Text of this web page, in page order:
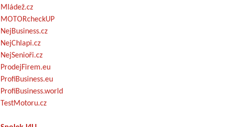
Mládež.cz
MOTORcheckUP
NejBusiness.cz
NejChlapi.cz
NejSenioři.cz
ProdejFirem.eu
ProfiBusiness.eu
ProfiBusiness.world
TestMotoru.cz